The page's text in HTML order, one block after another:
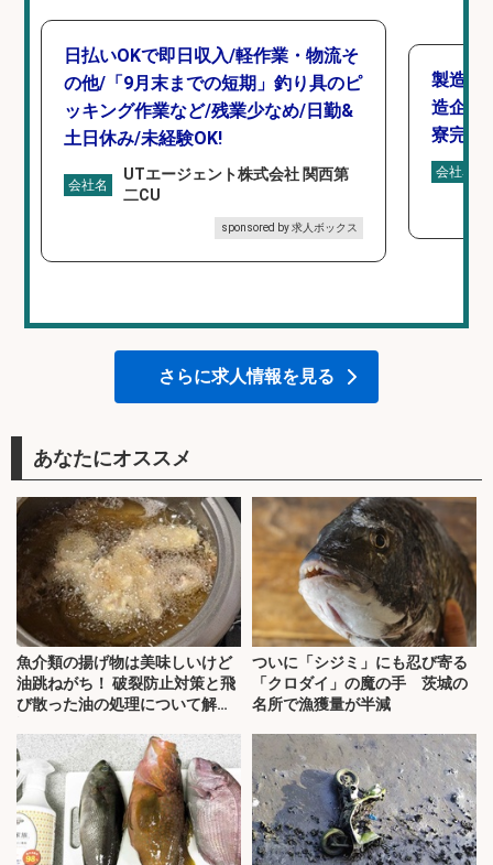
日払いOKで即日収入/軽作業・物流そ
の他/「9月末までの短期」釣り具のピ
ッキング作業など/残業少なめ/日勤&
土日休み/未経験OK!
会社名
UTエージェント株式会社 関西第
二CU
sponsored by 求人ボックス
製造「
造企業
寮完備
会社名
さらに求人情報を見る
あなたにオススメ
魚介類の揚げ物は美味しいけど
油跳ねがち！ 破裂防止対策と飛
び散った油の処理について解
ついに「シジミ」にも忍び寄る
「クロダイ」の魔の手 茨城の
名所で漁獲量が半減